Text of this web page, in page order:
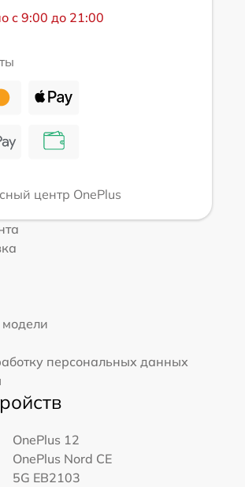
с 9:00 до 21:00
центр OnePlus
персональных данных
OnePlus 12
OnePlus Nord CE
5G EB2103